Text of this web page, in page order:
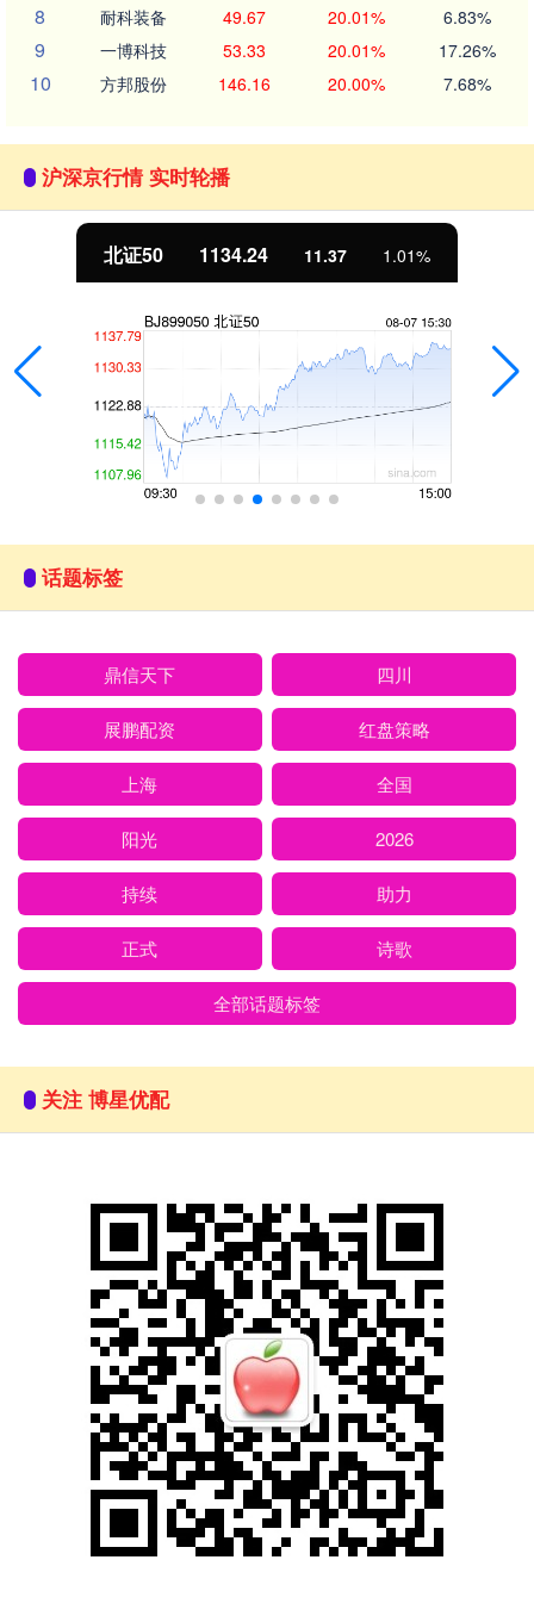
8 耐科装备 49.67 20.01% 6.83%
9 一博科技 53.33 20.01% 17.26%
10 方邦股份 146.16 20.00% 7.68%
沪深京行情 实时轮播
北证50 1134.24 11.37 1.01%
话题标签
鼎信天下 四川
展鹏配资 红盘策略
上海 全国
阳光 2026
持续 助力
正式 诗歌
全部话题标签
关注 博星优配